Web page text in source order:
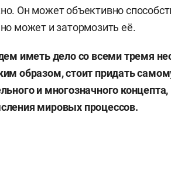
Он может объективно
может и затормозить её.
иметь дело со всеми тремя
образом, стоит придать
и многозначного
мировых процессов.